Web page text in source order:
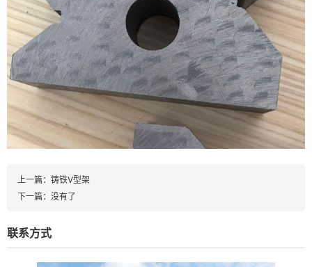
上一篇： 铸铁V型架
下一篇：没有了
联系方式